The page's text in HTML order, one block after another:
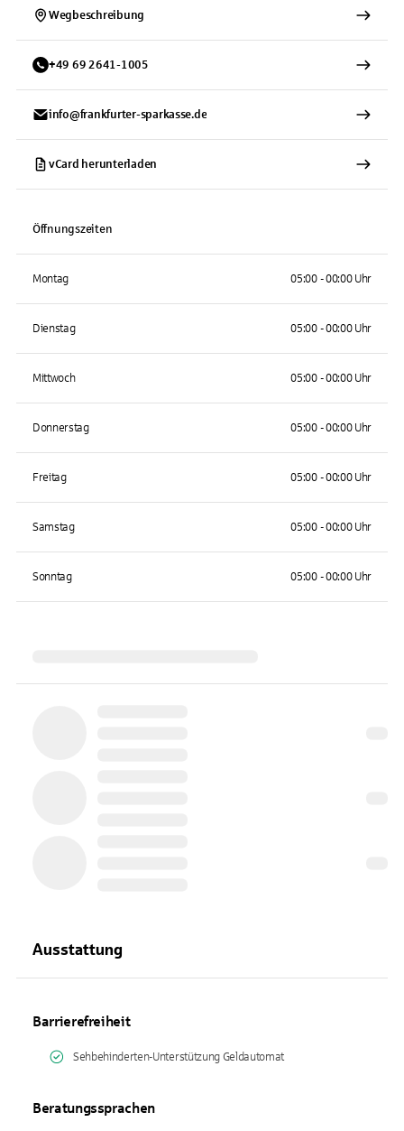
Wegbeschreibung
+49 69 2641-1005
info@frankfurter-sparkasse.de
vCard herunterladen
Öffnungszeiten
Montag 05:00 - 00:00 Uhr
Dienstag 05:00 - 00:00 Uhr
Mittwoch 05:00 - 00:00 Uhr
Donnerstag 05:00 - 00:00 Uhr
Freitag 05:00 - 00:00 Uhr
Samstag 05:00 - 00:00 Uhr
Sonntag 05:00 - 00:00 Uhr
Ausstattung
Barrierefreiheit
Sehbehinderten-Unterstützung Geldautomat
Beratungssprachen